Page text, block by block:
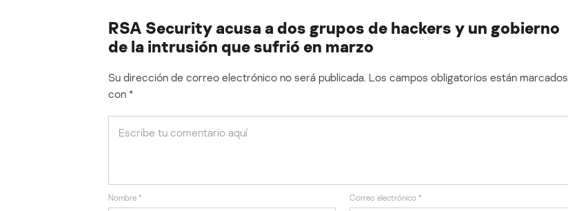
RSA Security acusa a dos grupos de hackers y un gobierno
de la intrusión que sufrió en marzo
Su dirección de correo electrónico no será publicada. Los campos obligatorios están marcados
con *
Nombre * Correo electrónico *